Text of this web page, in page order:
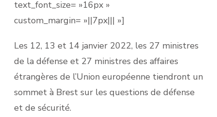
text_font_size= »16px »
custom_margin= »||7px||| »]
Les 12, 13 et 14 janvier 2022, les 27 ministres
de la défense et 27 ministres des affaires
étrangères de l’Union européenne tiendront un
sommet à Brest sur les questions de défense
et de sécurité.